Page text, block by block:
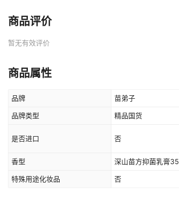
商品评价
暂无有效评价
商品属性
品牌 苗弟子
品牌类型 精品国货
是否进口 否
香型 深山苗方抑菌乳膏
特殊用途化妆品 否